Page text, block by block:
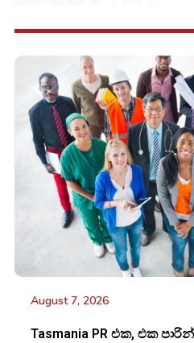
August 7, 2026
Tasmania PR එක, එක